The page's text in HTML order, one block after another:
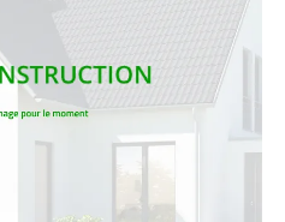
à recevoir nos propositions commerciales à
pouvez vous désinscrire à tout moment en